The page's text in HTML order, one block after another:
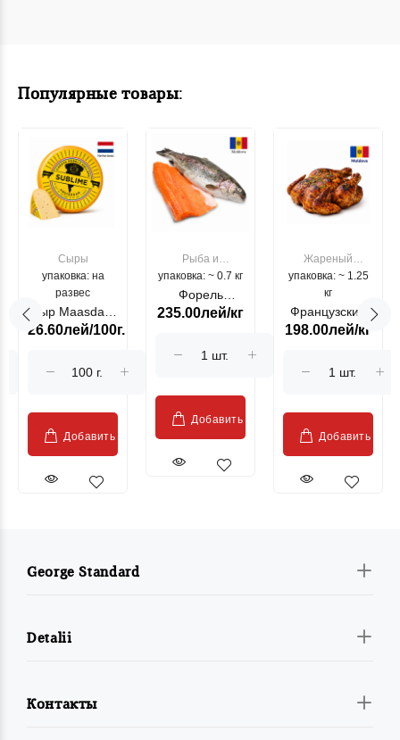
Популярные товары:
Сыры
упаковка: на
развес
Сыр Maasdam
Sublime Cow
26.60лей/100г.
Добавить
Рыба и
морепродукты
упаковка: ~ 0.7 кг
Форель
лососевая
Moldovenesc"
235.00лей/кг
Добавить
Жареный
цыпленок
упаковка: ~ 1.25
кг
Французский
гриль, кг
198.00лей/кг
Добавить
George Standard
Detalii
Контакты